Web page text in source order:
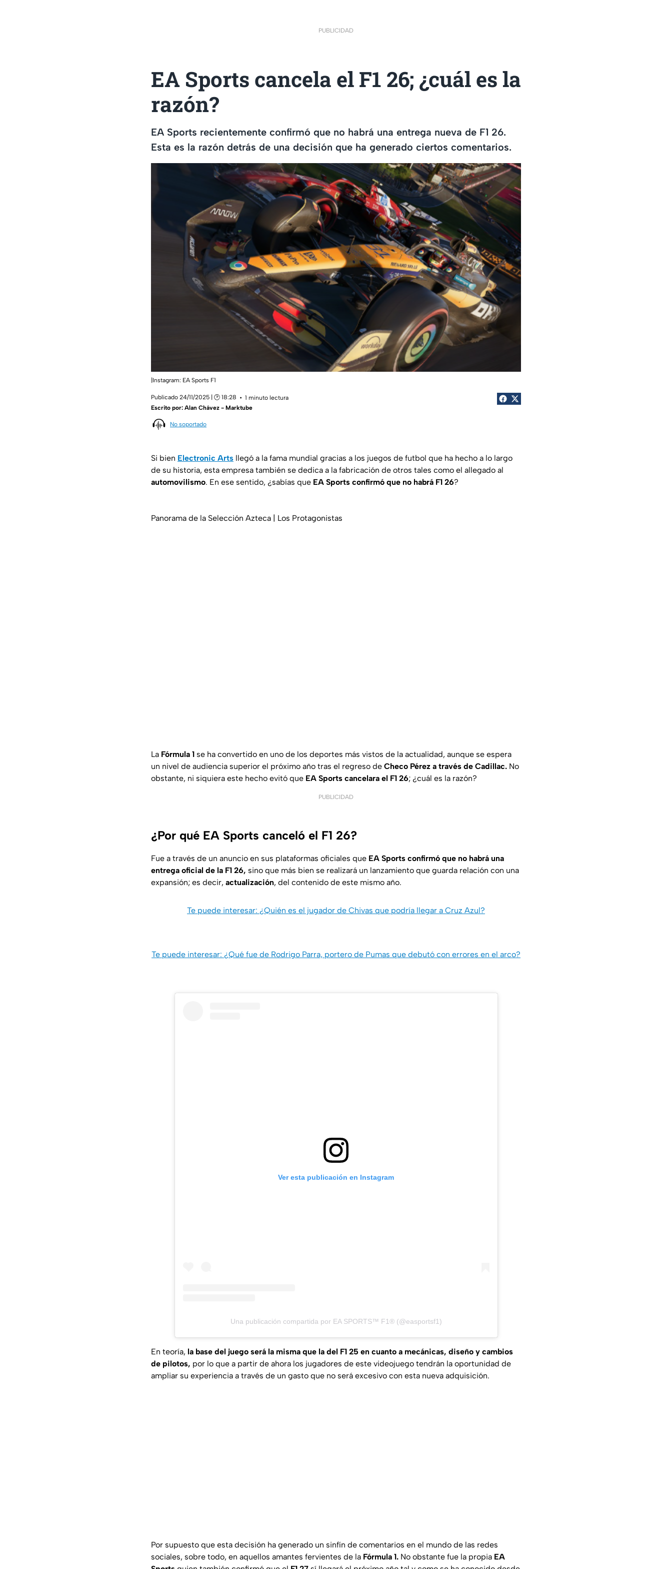
PUBLICIDAD
EA Sports cancela el F1 26; ¿cuál es la
razón?
EA Sports recientemente confirmó que no habrá una entrega nueva de F1 26.
Esta es la razón detrás de una decisión que ha generado ciertos comentarios.
|Instagram: EA Sports F1
Publicado 24/11/2025 | 🕑 18:28
1 minuto lectura
Escrito por: Alan Chávez - Marktube
No soportado
Si bien Electronic Arts llegó a la fama mundial gracias a los juegos de futbol que ha hecho a lo largo
de su historia, esta empresa también se dedica a la fabricación de otros tales como el allegado al
automovilismo. En ese sentido, ¿sabías que EA Sports confirmó que no habrá F1 26?
Panorama de la Selección Azteca | Los Protagonistas
La Fórmula 1 se ha convertido en uno de los deportes más vistos de la actualidad, aunque se espera
un nivel de audiencia superior el próximo año tras el regreso de Checo Pérez a través de Cadillac. No
obstante, ni siquiera este hecho evitó que EA Sports cancelara el F1 26; ¿cuál es la razón?
PUBLICIDAD
¿Por qué EA Sports canceló el F1 26?
Fue a través de un anuncio en sus plataformas oficiales que EA Sports confirmó que no habrá una
entrega oficial de la F1 26, sino que más bien se realizará un lanzamiento que guarda relación con una
expansión; es decir, actualización, del contenido de este mismo año.
Te puede interesar: ¿Quién es el jugador de Chivas que podría llegar a Cruz Azul?
Te puede interesar: ¿Qué fue de Rodrigo Parra, portero de Pumas que debutó con errores en el arco?
Ver esta publicación en Instagram
Una publicación compartida por EA SPORTS™ F1® (@easportsf1)
En teoría, la base del juego será la misma que la del F1 25 en cuanto a mecánicas, diseño y cambios
de pilotos, por lo que a partir de ahora los jugadores de este videojuego tendrán la oportunidad de
ampliar su experiencia a través de un gasto que no será excesivo con esta nueva adquisición.
Por supuesto que esta decisión ha generado un sinfín de comentarios en el mundo de las redes
sociales, sobre todo, en aquellos amantes fervientes de la Fórmula 1. No obstante fue la propia EA